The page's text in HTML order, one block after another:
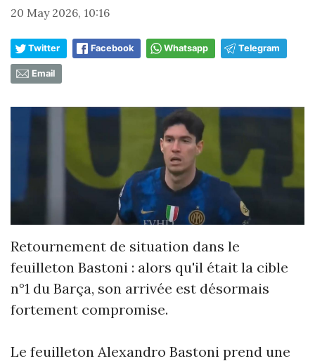
20 May 2026, 10:16
Twitter Facebook Whatsapp Telegram
Email
Retournement de situation dans le
feuilleton Bastoni : alors qu'il était la cible
n°1 du Barça, son arrivée est désormais
fortement compromise.
Le feuilleton Alexandro Bastoni prend une